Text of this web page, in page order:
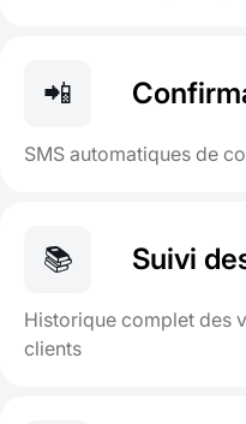
📲
SMS automatiques de
📚 Suivi
Historique complet des
clients